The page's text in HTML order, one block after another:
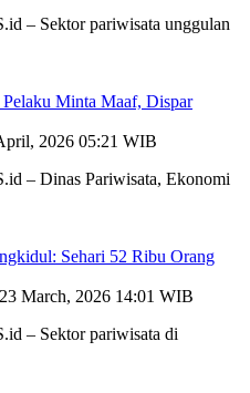
– Sektor pariwisata unggulan
Minta Maaf, Dispar
2026 05:21 WIB
– Dinas Pariwisata, Ekonomi
Sehari 52 Ribu Orang
23 March, 2026 14:01 WIB
– Sektor pariwisata di